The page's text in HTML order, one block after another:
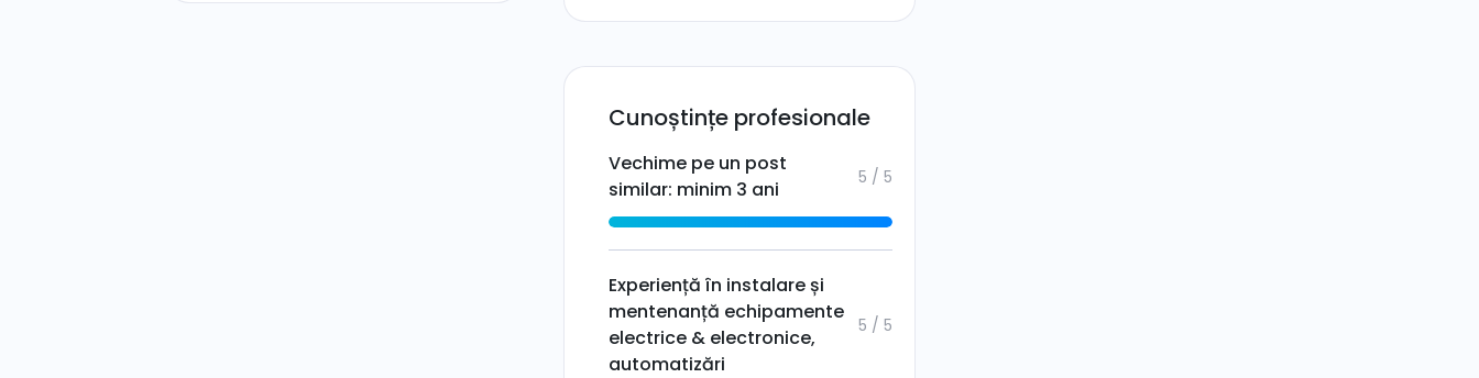
Cunoștințe profesionale
Vechime pe un post
similar: minim 3 ani
5 / 5
Experiență în instalare și
mentenanță echipamente
electrice & electronice,
automatizări
5 / 5